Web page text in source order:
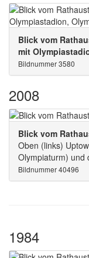
Blick vom
mit
Bildnummer 3580
2008
Blick vom
Oben (links)
Olympiaturm) und
Bildnummer 40496
1984